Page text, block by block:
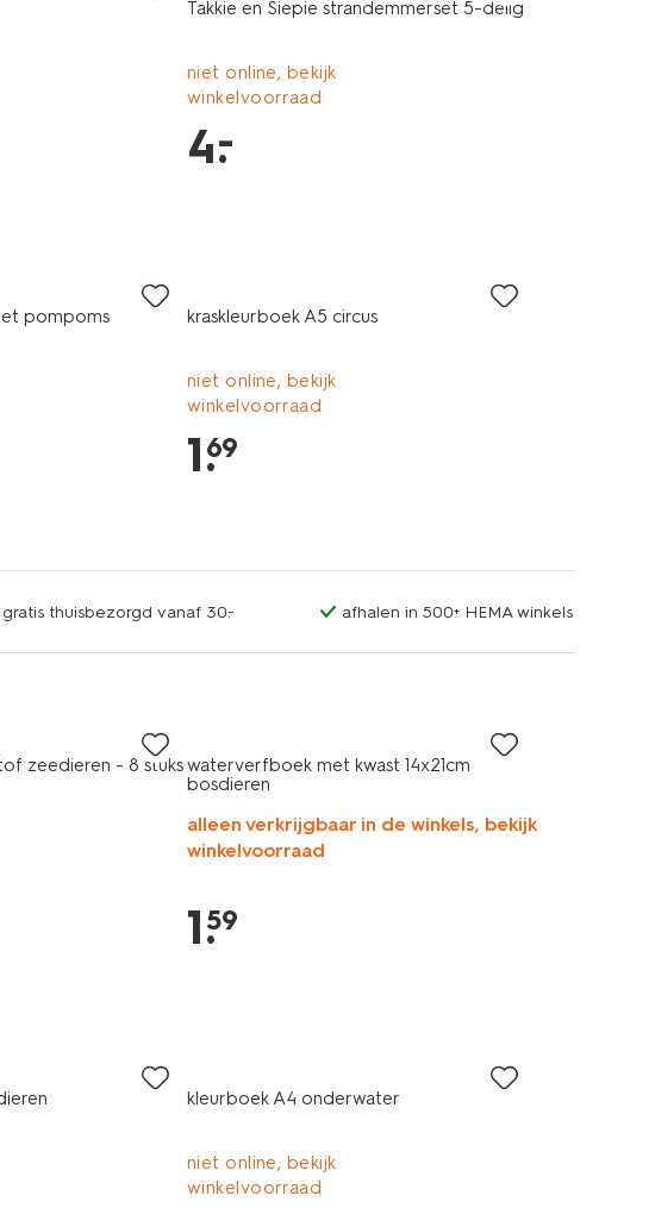
Takkie en Siepie strandemmerset 5-delig
niet online, bekijk
winkelvoorraad
4.
–
pompoms
kraskleurboek A5 circus
niet online, bekijk
winkelvoorraad
1.
69
gratis thuisbezorgd vanaf 30.- afhalen in 500+ HEMA winkels
zeedieren - 8 stukswaterverfboek met kwast 14x21cm
bosdieren
alleen verkrijgbaar in de winkels, bekijk
winkelvoorraad
1.
59
kleurboek A4 onderwater
niet online, bekijk
winkelvoorraad